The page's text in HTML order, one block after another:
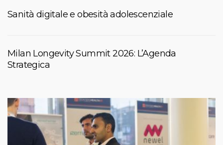
Sanità digitale e obesità adolescenziale
Milan Longevity Summit 2026: L’Agenda
Strategica